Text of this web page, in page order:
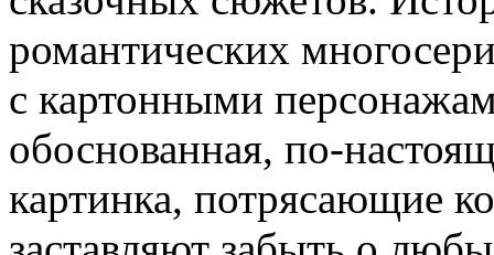
романтических
с картонными
обоснованная, по-
картинка, потрясающие